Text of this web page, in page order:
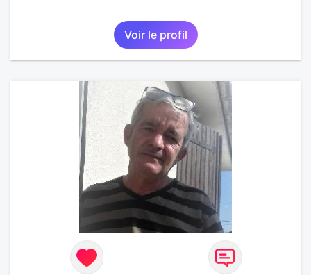
Voir le profil